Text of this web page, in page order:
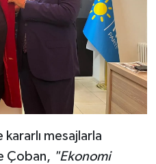
kararlı mesajlarla
Çoban, "Ekonomi